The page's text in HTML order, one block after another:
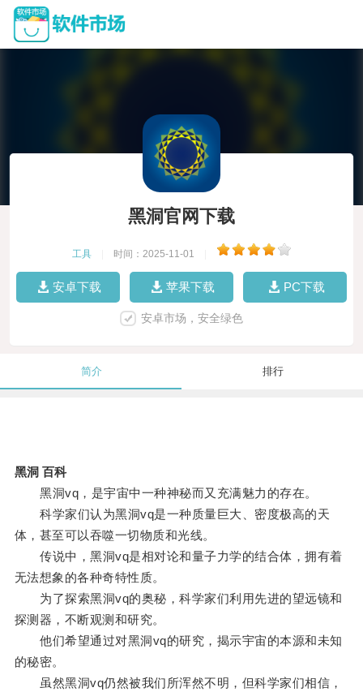
黑洞官网下载
工具 时间：2025-11-01
安卓下载 苹果下载 PC下载
安卓市场，安全绿色
简介 排行
黑洞 百科
黑洞vq，是宇宙中一种神秘而又充满魅力的存在。
科学家们认为黑洞vq是一种质量巨大、密度极高的天
体，甚至可以吞噬一切物质和光线。
传说中，黑洞vq是相对论和量子力学的结合体，拥有着
无法想象的各种奇特性质。
为了探索黑洞vq的奥秘，科学家们利用先进的望远镜和
探测器，不断观测和研究。
他们希望通过对黑洞vq的研究，揭示宇宙的本源和未知
的秘密。
虽然黑洞vq仍然被我们所浑然不明，但科学家们相信，